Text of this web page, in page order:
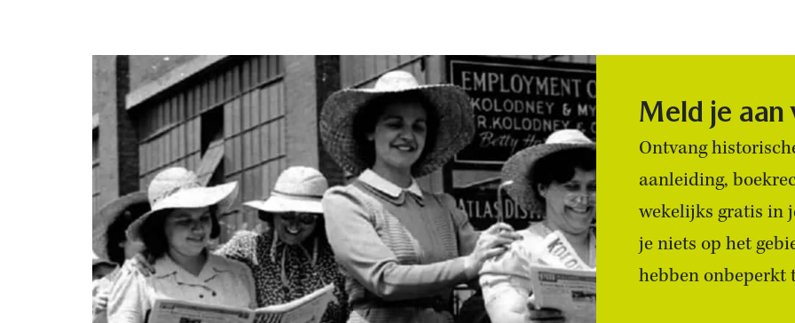
Meld je
Ontvang
aanleiding,
wekelijks gratis in
je niets op het
hebben onbeperkt